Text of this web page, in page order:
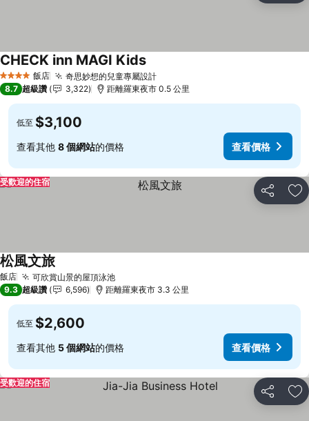
4 星級 飯店 奇思妙想的兒童專屬設計
CHECK inn MAGI Kids
8.7 超級讚 3,322 距離羅東夜市 0.5 公里
低至 $3,100
查看其他 8 個網站的價格 查看價格
分享 加
受歡迎的住宿
飯店 可欣賞山景的屋頂泳池
松風文旅
9.3 超級讚 6,596 距離羅東夜市 3.3 公里
低至 $2,600
查看其他 5 個網站的價格 查看價格
分享 加
受歡迎的住宿